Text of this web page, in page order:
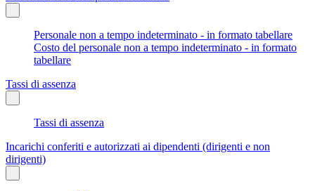
Personale non a tempo indeterminato - in formato tabellare
Costo del personale non a tempo indeterminato - in formato
tabellare
Tassi di assenza
Tassi di assenza
Incarichi conferiti e autorizzati ai dipendenti (dirigenti e non
dirigenti)